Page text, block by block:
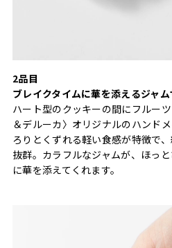
2品目
ブレイクタイムに華を添えるジャ
ハート型のクッキーの間にフルー
＆デルーカ〉オリジナルのハンド
ろりとくずれる軽い食感が特徴で
抜群。カラフルなジャムが、ほっ
に華を添えてくれます。